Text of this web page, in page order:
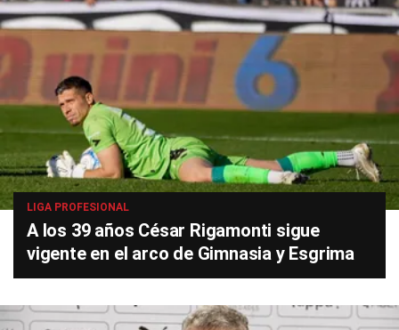
LIGA PROFESIONAL
A los 39 años César Rigamonti sigue
vigente en el arco de Gimnasia y Esgrima